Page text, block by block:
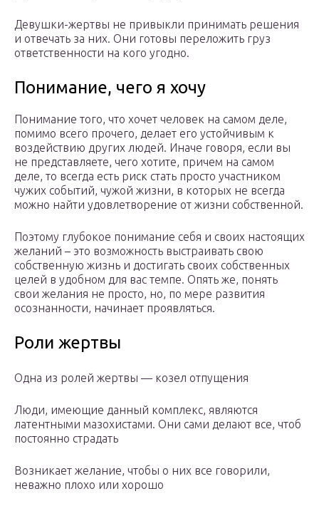
Девушки-жертвы не привыкли принимать решения
и отвечать за них. Они готовы переложить груз
ответственности на кого угодно.
Понимание, чего я хочу
Понимание того, что хочет человек на самом деле,
помимо всего прочего, делает его устойчивым к
воздействию других людей. Иначе говоря, если вы
не представляете, чего хотите, причем на самом
деле, то всегда есть риск стать просто участником
чужих событий, чужой жизни, в которых не всегда
можно найти удовлетворение от жизни собственной.
Поэтому глубокое понимание себя и своих настоящих
желаний – это возможность выстраивать свою
собственную жизнь и достигать своих собственных
целей в удобном для вас темпе. Опять же, понять
свои желания не просто, но, по мере развития
осознанности, начинает проявляться.
Роли жертвы
Одна из ролей жертвы — козел отпущения
Люди, имеющие данный комплекс, являются
латентными мазохистами. Они сами делают все, чтоб
постоянно страдать
Возникает желание, чтобы о них все говорили,
неважно плохо или хорошо